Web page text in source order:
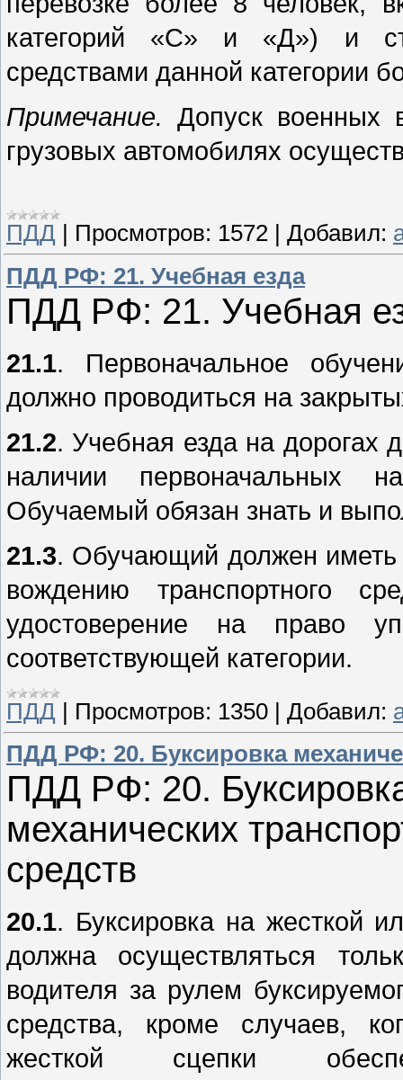
категорий «С» и «Д») и
средствами данной категории
Примечание. Допуск военных
грузовых автомобилях
ПДД Просмотров: 1572 Добавил:
ПДД РФ: 21. Учебная езда
ПДД РФ: 21. Учебная
21.1. Первоначальное
должно проводиться на
21.2. Учебная езда на дорогах
наличии первоначальных
Обучаемый обязан знать и
21.3. Обучающий должен иметь
вождению транспортного
удостоверение на право
соответствующей категории.
ПДД | Просмотров: 1350 | Добавил:
ПДД РФ: 20. Буксировка
ПДД РФ: 20.
механических
средств
20.1. Буксировка на жесткой
должна осуществляться
водителя за рулем
средства, кроме случаев,
жесткой сцепки